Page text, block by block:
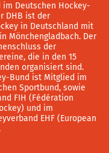
Deutschen Hockey-
DHB ist der
in Deutschland mit
Mönchengladbach. Der
der
die in den 15
organisiert sind.
Bund ist Mitglied im
Sportbund, sowie
FIH (Fédération
und im
EHF (European